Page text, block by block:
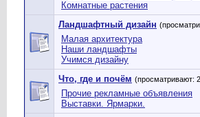
Комнатные растения
Ландшафтный дизайн
Малая архитектура
Наши ландшафты
Учимся дизайну
Что, где и почём (просматривают:
Прочие рекламные объявления
Выставки. Ярмарки.